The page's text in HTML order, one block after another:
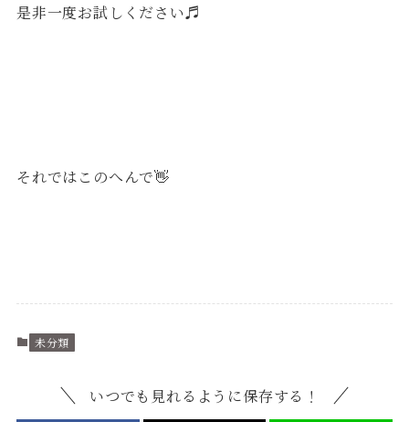
是非一度お試しください♬
それではこのへんで👋
未分類
いつでも見れるように保存する！